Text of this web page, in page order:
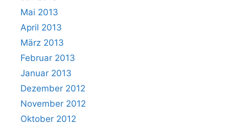
Mai 2013
April 2013
März 2013
Februar 2013
Januar 2013
Dezember 2012
November 2012
Oktober 2012